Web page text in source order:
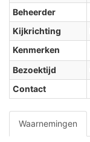
Beheerder
Kijkrichting
Kenmerken
Bezoektijd
Contact
Waarnemingen